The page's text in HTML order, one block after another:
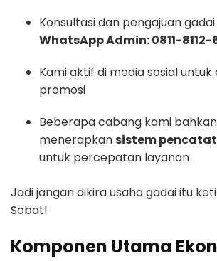
Konsultasi dan pengajuan
WhatsApp Admin: 0811-8112-
Kami aktif di media sosial untuk
promosi
Beberapa cabang kami
menerapkansistem
untuk percepatan layanan
Jadi jangan dikira usaha gadai itu
Sobat!
Komponen Utama